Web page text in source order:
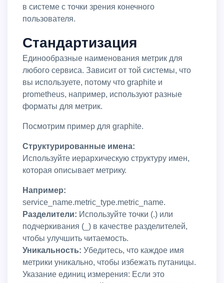
в системе с точки зрения конечного
пользователя.
Стандартизация
Единообразные наименования метрик для
любого сервиса. Зависит от той системы, что
вы используете, потому что graphite и
prometheus, например, используют разные
форматы для метрик.
Посмотрим пример для graphite.
Структурированные имена:
Используйте иерархическую структуру имен,
которая описывает метрику.
Например:
service_name.metric_type.metric_name.
Разделители: Используйте точки (.) или
подчеркивания (_) в качестве разделителей,
чтобы улучшить читаемость.
Уникальность: Убедитесь, что каждое имя
метрики уникально, чтобы избежать путаницы.
Указание единиц измерения: Если это